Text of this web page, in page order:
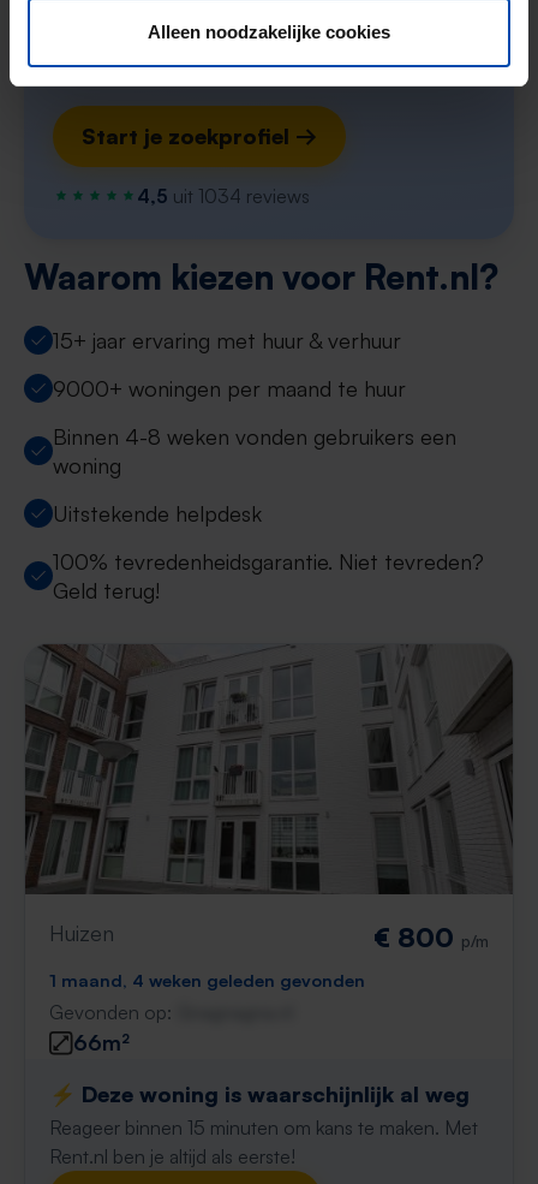
Alleen noodzakelijke cookies
Zoekers met dit profiel ontvangen ~3
matches per week
Start je zoekprofiel →
4,5 uit 1034 reviews
Waarom kiezen voor Rent.nl?
15+ jaar ervaring met huur & verhuur
9000+ woningen per maand te huur
Binnen 4-8 weken vonden gebruikers een
woning
Uitstekende helpdesk
100% tevredenheidsgarantie. Niet tevreden?
Geld terug!
Huizen € 800 p/m
1 maand, 4 weken geleden gevonden
Gevonden op:
66m²
⚡️ Deze woning is waarschijnlijk al weg
Reageer binnen 15 minuten om kans te maken. Met
Rent.nl ben je altijd als eerste!